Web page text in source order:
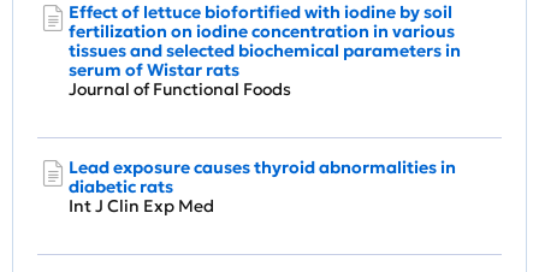
Effect of lettuce biofortified with iodine by soil
fertilization on iodine concentration in various
tissues and selected biochemical parameters in
serum of Wistar rats
Journal of Functional Foods
Lead exposure causes thyroid abnormalities in
diabetic rats
Int J Clin Exp Med